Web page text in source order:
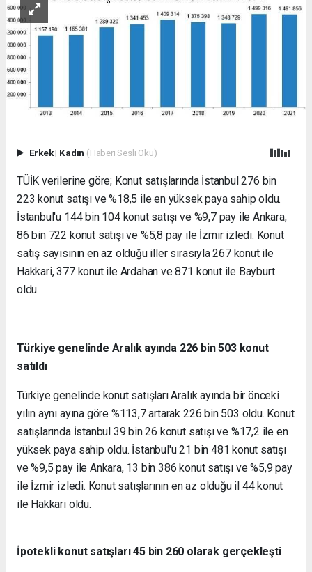
Erkek| Kadın (Haberi Sesli Oku)
TÜİK verilerine göre; Konut satışlarında İstanbul 276 bin
223 konut satışı ve %18,5 ile en yüksek paya sahip oldu.
İstanbul'u 144 bin 104 konut satışı ve %9,7 pay ile Ankara,
86 bin 722 konut satışı ve %5,8 pay ile İzmir izledi. Konut
satış sayısının en az olduğu iller sırasıyla 267 konut ile
Hakkari, 377 konut ile Ardahan ve 871 konut ile Bayburt
oldu.
Türkiye genelinde Aralık ayında 226 bin 503 konut
satıldı
Türkiye genelinde konut satışları Aralık ayında bir önceki
yılın aynı ayına göre %113,7 artarak 226 bin 503 oldu. Konut
satışlarında İstanbul 39 bin 26 konut satışı ve %17,2 ile en
yüksek paya sahip oldu. İstanbul'u 21 bin 481 konut satışı
ve %9,5 pay ile Ankara, 13 bin 386 konut satışı ve %5,9 pay
ile İzmir izledi. Konut satışlarının en az olduğu il 44 konut
ile Hakkari oldu.
İpotekli konut satışları 45 bin 260 olarak gerçekleşti